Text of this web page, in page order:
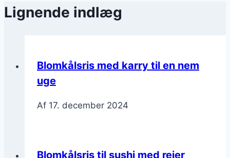
Lignende indlæg
Blomkålsris med karry til en nem
uge
Af 17. december 2024
Blomkålsris til sushi med rejer